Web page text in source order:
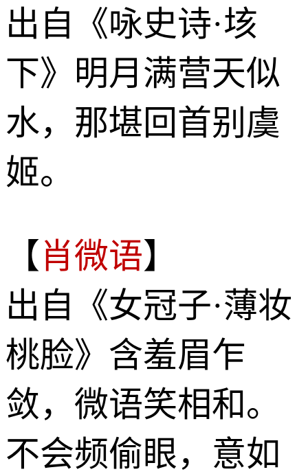
出自《咏史诗·垓
下》明月满营天似
水，那堪回首别虞
姬。
【 肖微语】
出自《女冠子·薄妆
桃脸》含羞眉乍
敛，微语笑相和。
不会频偷眼，意如